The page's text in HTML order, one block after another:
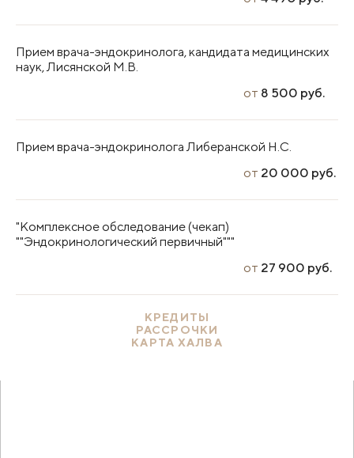
Прием врача-эндокринолога, кандидата медицинских
наук, Лисянской М.В.
от 8 500 руб.
Прием врача-эндокринолога Либеранской Н.С.
от 20 000 руб.
"Комплексное обследование (чекап)
""Эндокринологический первичный"""
от 27 900 руб.
КРЕДИТЫ
РАССРОЧКИ
КАРТА ХАЛВА